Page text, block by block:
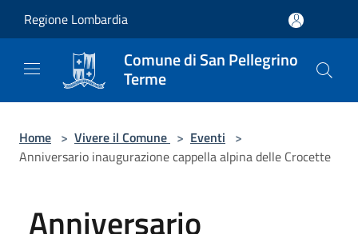
Regione Lombardia
Comune di San Pellegrino
Terme
Home > Vivere il Comune > Eventi >
Anniversario inaugurazione cappella alpina delle Crocette
Anniversario